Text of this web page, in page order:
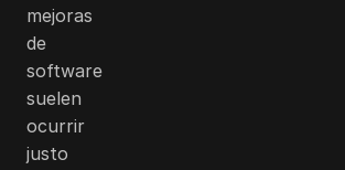
mejoras
de
software
suelen
ocurrir
justo